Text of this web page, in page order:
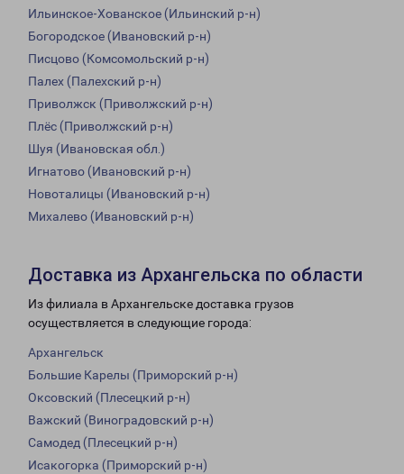
Ильинское-Хованское (Ильинский р-н)
Богородское (Ивановский р-н)
Писцово (Комсомольский р-н)
Палех (Палехский р-н)
Приволжск (Приволжский р-н)
Плёс (Приволжский р-н)
Шуя (Ивановская обл.)
Игнатово (Ивановский р-н)
Новоталицы (Ивановский р-н)
Михалево (Ивановский р-н)
Доставка из Архангельска по области
Из филиала в Архангельске доставка грузов
осуществляется в следующие города:
Архангельск
Большие Карелы (Приморский р-н)
Оксовский (Плесецкий р-н)
Важский (Виноградовский р-н)
Самодед (Плесецкий р-н)
Исакогорка (Приморский р-н)